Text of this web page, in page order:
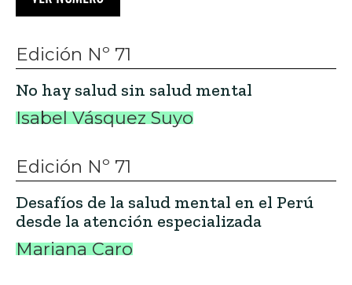
Edición Nº 71
No hay salud sin salud mental
Isabel Vásquez Suyo
Edición Nº 71
Desafíos de la salud mental en el Perú
desde la atención especializada
Mariana Caro